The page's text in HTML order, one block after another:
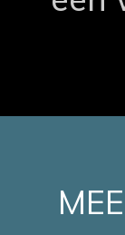
mogelijk.